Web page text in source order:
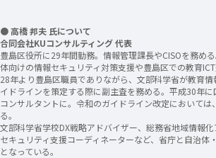
● 高橋 邦夫 氏について
合同会社KUコンサルティング 代表
豊島区役所に29年間勤務。情報管理課長やCISOを務め
体向けの情報セキュリティ対策支援や豊島区での教育
28年より豊島区職員でありながら、文部科学省が教育
イドラインを策定する際に副主査を務める。平成30年
コンサルタントに。令和のガイドライン改定においては
る。
文部科学省学校DX戦略アドバイザー、総務省地域情報
セキュリティ支援コーディネーターなど、省庁と自治体
となっている。